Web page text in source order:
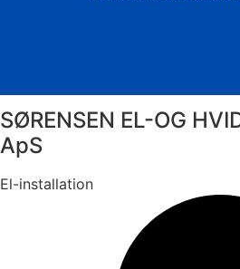
SØRENSEN EL-OG
ApS
El-installation